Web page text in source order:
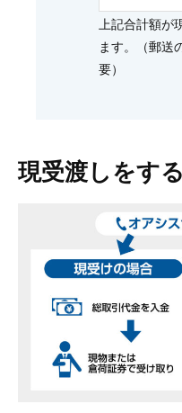
上記合計額が
ます。（郵送
要）
現受渡しをす